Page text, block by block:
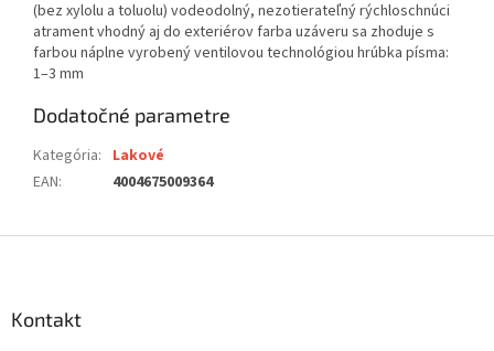
(bez xylolu a toluolu) vodeodolný, nezotierateľný rýchloschnúci
atrament vhodný aj do exteriérov farba uzáveru sa zhoduje s
farbou náplne vyrobený ventilovou technológiou hrúbka písma:
1–3 mm
Dodatočné parametre
Kategória: Lakové
EAN: 4004675009364
Kontakt